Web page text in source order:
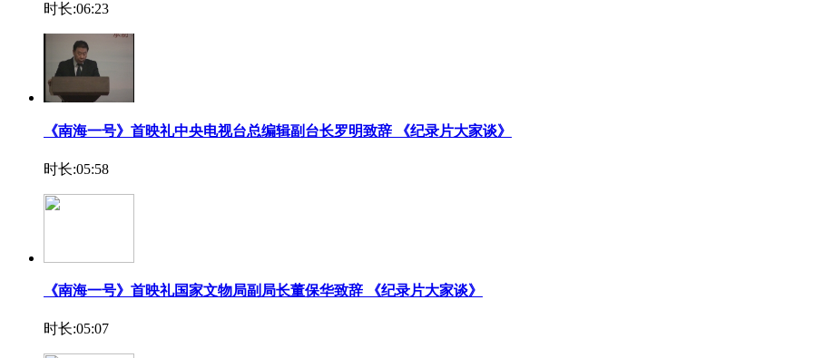
时长:06:23
《南海一号》首映礼中央电视台总编辑副台长罗明致辞 《纪录片大家谈》
时长:05:58
《南海一号》首映礼国家文物局副局长董保华致辞 《纪录片大家谈》
时长:05:07